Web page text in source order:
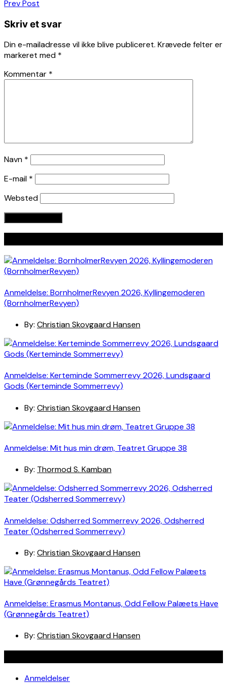
Indlægsnavigation
Prev Post
Skriv et svar
Din e-mailadresse vil ikke blive publiceret. Krævede felter er
markeret med *
Kommentar *
Navn *
E-mail *
Websted
Anmeldelse: BornholmerRevyen 2026, Kyllingemoderen
(BornholmerRevyen)
By: Christian Skovgaard Hansen
Anmeldelse: Kerteminde Sommerrevy 2026, Lundsgaard
Gods (Kerteminde Sommerrevy)
By: Christian Skovgaard Hansen
Anmeldelse: Mit hus min drøm, Teatret Gruppe 38
By: Thormod S. Kamban
Anmeldelse: Odsherred Sommerrevy 2026, Odsherred
Teater (Odsherred Sommerrevy)
By: Christian Skovgaard Hansen
Anmeldelse: Erasmus Montanus, Odd Fellow Palæets Have
(Grønnegårds Teatret)
By: Christian Skovgaard Hansen
Anmeldelser